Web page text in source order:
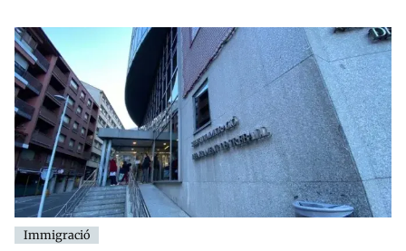
Immigració